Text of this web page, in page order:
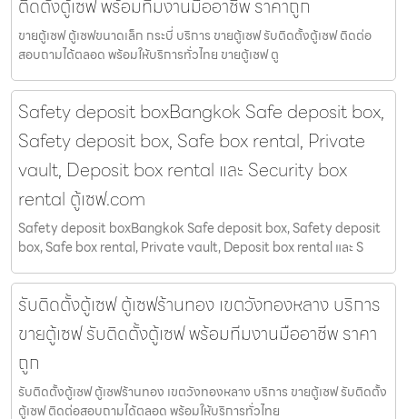
ติดตั้งตู้เซฟ พร้อมทีมงานมืออาชีพ ราคาถูก
ขายตู้เซฟ ตู้เซฟขนาดเล็ก กระบี่ บริการ ขายตู้เซฟ รับติดตั้งตู้เซฟ ติดต่อ
สอบถามได้ตลอด พร้อมให้บริการทั่วไทย ขายตู้เซฟ ตู
Safety deposit boxBangkok Safe deposit box,
Safety deposit box, Safe box rental, Private
vault, Deposit box rental และ Security box
rental ตู้เซฟ.com
Safety deposit boxBangkok Safe deposit box, Safety deposit
box, Safe box rental, Private vault, Deposit box rental และ S
รับติดตั้งตู้เซฟ ตู้เซฟร้านทอง เขตวังทองหลาง บริการ
ขายตู้เซฟ รับติดตั้งตู้เซฟ พร้อมทีมงานมืออาชีพ ราคา
ถูก
รับติดตั้งตู้เซฟ ตู้เซฟร้านทอง เขตวังทองหลาง บริการ ขายตู้เซฟ รับติดตั้ง
ตู้เซฟ ติดต่อสอบถามได้ตลอด พร้อมให้บริการทั่วไทย